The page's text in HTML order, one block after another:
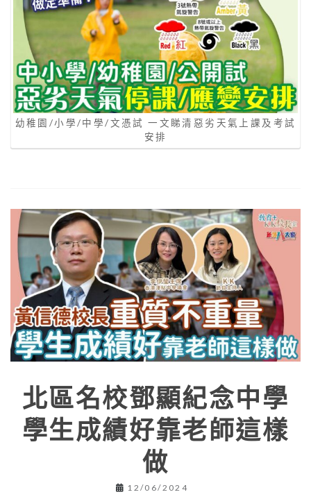
幼稚園/小學/中學/文憑試 一文睇清惡劣天氣上課及考試
安排
北區名校鄧顯紀念中學
學生成績好靠老師這樣
做
12/06/2024